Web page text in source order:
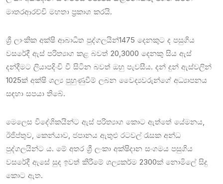
මාතරආරච්චි මහතා ප්‍රකාශ කරයි.
ශ්‍රී ලාංකික අක්ෂි ආබාධිත පුද්ගලයින්1475 දෙනකුට ද පසුගිය
වසරේදී ඇස් පරිත්‍යාග කළ බවත් 20,3000 දෙනකු සිය ඇස්
දන්දීමට ලියාපදිංචි වී සිටින බවත් ඔහු පැවසීය. දන් දුන් ඇස්වලින්
1025ක් අක්ෂි ශල්‍ය පුහුණුවීම් ලබන වෛද්‍යවරුන්ගේ අධ්‍යාපනය
සඳහා සපයා තිබේ.
මෙලෙස විදේශිකයින්ට ඇස් පරිත්‍යාග කොට ඇත්තේ යේමනය,
ඊජිප්තුව, කෙන්යාව, ජපානය ඇතුළු රටවල් රැසක අන්ධ
පුද්ගලයින්ට ය. මේ අතර ශ්‍රී ලංකා අක්ෂිදාන සංගමය පසුගිය
වසරේදී ඇසේ සුද ඉවත් කිරීමේ ශල්‍යකර්ම 2300ක් නොමිලේ සිදු
කොට ඇත.